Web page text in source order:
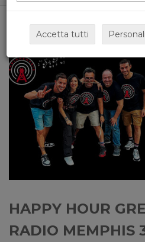
HAPPY HOUR
RADIO MEMPHIS
Accetta tutti